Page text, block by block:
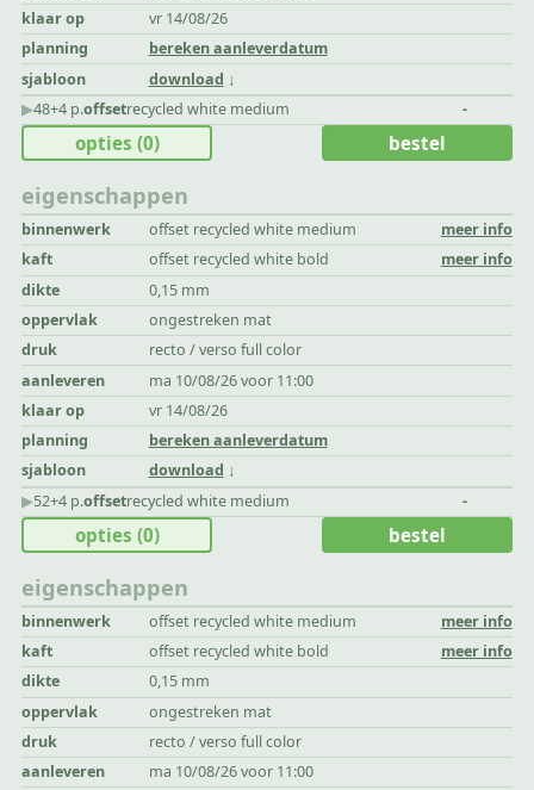
klaar op
vr 14/08/26
planning
bereken aanleverdatum
sjabloon
download
▶︎48+4 p.offsetrecycled white medium -
eigenschappen
binnenwerk offset recycled white medium
meer info
kaft
offset recycled white bold
meer info
dikte
0,15 mm
oppervlak
ongestreken mat
druk
recto / verso full color
aanleveren
ma 10/08/26 voor 11:00
klaar op
vr 14/08/26
planning
bereken aanleverdatum
sjabloon
download
opties (0) bestel
▶︎52+4 p.offsetrecycled white medium -
eigenschappen
binnenwerk offset recycled white medium
meer info
kaft
offset recycled white bold
meer info
dikte
0,15 mm
oppervlak
ongestreken mat
druk
recto / verso full color
aanleveren
ma 10/08/26 voor 11:00
opties (0) bestel